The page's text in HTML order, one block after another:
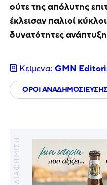
ούτε της απόλυτης
έκλεισαν παλιοί
δυνατότητες
Κείμενα: GMN
ΟΡΟΙ ΑΝΑΔΗΜΟΣΙΕΥΣΗΣ
ΔΙΑΦΗΜΙΣΗ